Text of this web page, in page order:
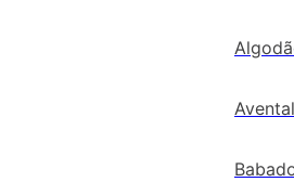
Avental